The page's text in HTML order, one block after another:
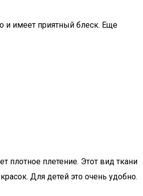
и имеет приятный блеск. Еще
плотное плетение. Этот вид ткани
Для детей это очень удобно.